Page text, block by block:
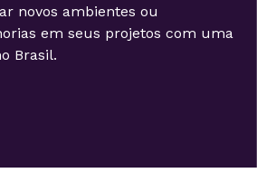
novos ambientes ou
em seus projetos com uma
Brasil.